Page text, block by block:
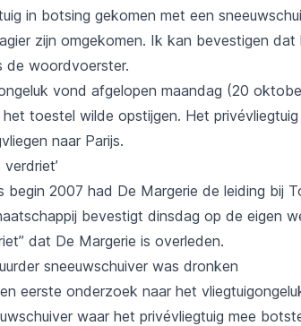
in botsing gekomen met een
zijn omgekomen. Ik kan bevestigen
de woordvoerster.
vond afgelopen maandag (20
toestel wilde opstijgen. Het
naar Parijs.
verdriet’
begin 2007 had De Margerie de leiding bij
bevestigt dinsdag op de eigen
dat De Margerie is overleden.
sneeuwschuiver was dronken
eerste onderzoek naar het
waar het privévliegtuig mee